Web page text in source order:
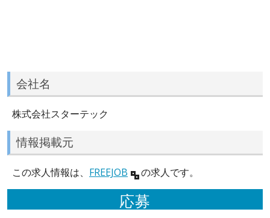
会社名
株式会社スターテック
情報掲載元
この求人情報は、 FREEJOB の求人です。
応募